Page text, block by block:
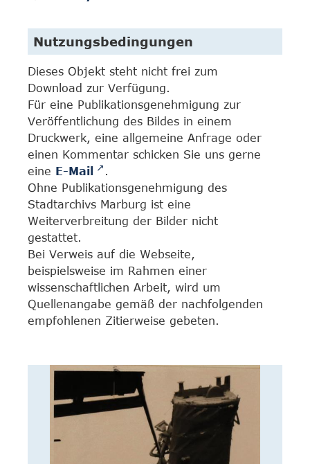
Nutzungsbedingungen
Dieses Objekt steht nicht frei zum
Download zur Verfügung.
Für eine Publikationsgenehmigung zur
Veröffentlichung des Bildes in einem
Druckwerk, eine allgemeine Anfrage oder
einen Kommentar schicken Sie uns gerne
eine E-Mail
.
Ohne Publikationsgenehmigung des
Stadtarchivs Marburg ist eine
Weiterverbreitung der Bilder nicht
gestattet.
Bei Verweis auf die Webseite,
beispielsweise im Rahmen einer
wissenschaftlichen Arbeit, wird um
Quellenangabe gemäß der nachfolgenden
empfohlenen Zitierweise gebeten.